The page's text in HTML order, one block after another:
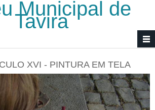
principal
Municipal de
Tavira
XVI - PINTURA EM TELA